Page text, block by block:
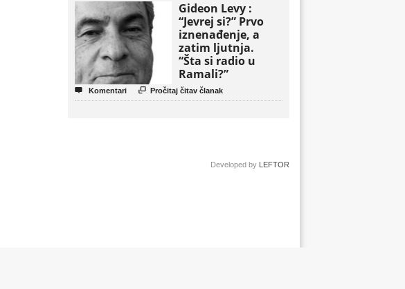
Gideon Levy :
“Jevrej si?” Prvo
iznenađenje, a
zatim ljutnja.
“Šta si radio u
Ramali?”
 Komentari  Pročitaj čitav članak
Developed by LEFTOR